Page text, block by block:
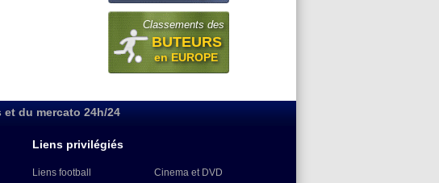
Classements des
BUTEURS
en EUROPE
du mercato 24h/24
Liens privilégiés
Liens football
Cinema et DVD